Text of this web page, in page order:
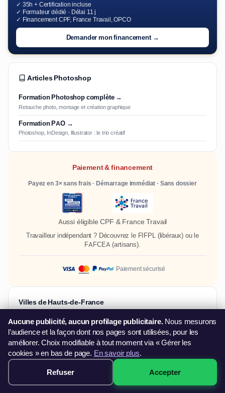
✓ 35h + Certification incluse
✓ Formateur dédié · Délai 11 j
✓ Financement CPF, France Travail, OPCO
Demander mon financement →
Articles Photoshop
Formation Photoshop complète →
Retouche photo, montage et création graphique
Formation PAO →
Photoshop, InDesign, Illustrator : le trio créatif
Paiement & financement
Payez en 3× sans frais · Démarrage immédiat · Sans dossier
Aussi éligible CPF & France Travail
Travailleur indépendant ? Découvrez le FIFPL(libéraux) ou le
FAFCEA (artisans).
Paiement sécurisé
Villes de Hauts-de-France
Formation Photoshop à Lille
Formation Photoshop à Amiens
Formation Photoshop à Tourcoing
Formation Photoshop à Dunkerque
Formation Photoshop à Beauvais
349€ · Voir les sessions →
Aucune publicité, aucun profilage publicitaire.Nous mesurons
l’audience et la façon dont nos pages sont utilisées, pour les
améliorer. Choix modifiable à tout moment via « Gérer les
cookies » en bas de page. En savoir plus.
Refuser Accepter